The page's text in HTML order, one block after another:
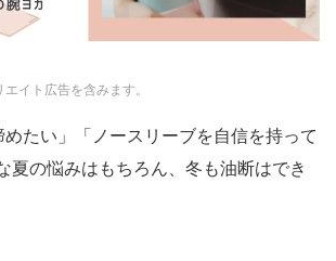
イト広告を含みます。
めたい」「ノースリーブを自信を持って
夏の悩みはもちろん、冬も油断はでき